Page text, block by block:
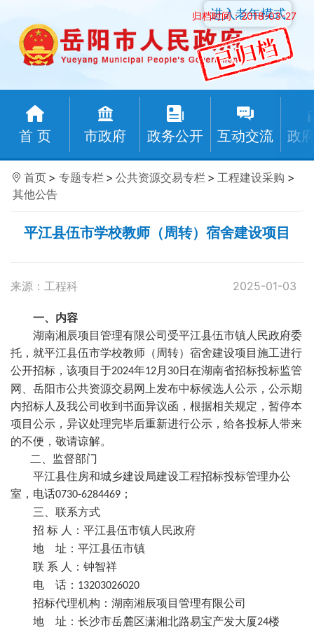
归档时间：2018-03-27
首 页 市政府 政务公开 互动交流 政
进入老年模式
首页 > 专题专栏 > 公共资源交易专栏 > 工程建设采购 >
其他公告
平江县伍市学校教师（周转）宿舍建设项目
来源：工程科 2025-01-03
一、内容
湖南湘辰项目管理有限公司受平江县伍市镇人民政府委
托，就平江县伍市学校教师（周转）宿舍建设项目 施工进行
公开招标，该项目于2024年12月 30日在湖南省招标投标监管
网、岳阳市公共资源交易网上发布中标候选人公示，公示期
内招标人及我公司收到书面异议函，根据相关规定，暂停本
项目公示，异议处理完毕后重新进行公示，给各投标人带来
的不便，敬请谅解。
二、 监督部门
平江县住房和城乡建设局建设工程招标投标管理办公
室，电话0730-6284469 ；
三、 联系方式
招 标 人：平江县伍市镇人民政府
地
址：平江县伍市镇
联 系 人：钟智祥
电
话： 13203026020
招标代理机构：湖南湘辰项目管理有限公司
地
址：长沙市岳麓区潇湘北路易宝产发大厦24楼